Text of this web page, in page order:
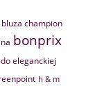
bluza champion
bonprix
eleganckiej
h & m